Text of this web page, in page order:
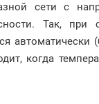
сети с
Так,
когда